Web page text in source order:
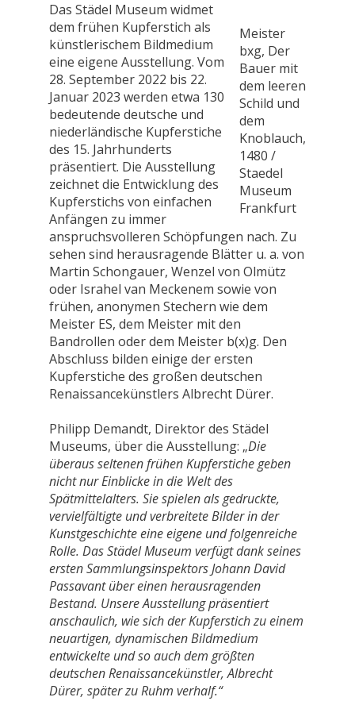
Meister
bxg, Der
Bauer mit
dem leeren
Schild und
dem
Knoblauch,
1480 /
Staedel
Museum
Frankfurt
Das Städel Museum widmet
dem frühen Kupferstich als
künstlerischem Bildmedium
eine eigene Ausstellung. Vom
28. September 2022 bis 22.
Januar 2023 werden etwa 130
bedeutende deutsche und
niederländische Kupferstiche
des 15. Jahrhunderts
präsentiert. Die Ausstellung
zeichnet die Entwicklung des
Kupferstichs von einfachen
Anfängen zu immer
anspruchsvolleren Schöpfungen nach. Zu
sehen sind herausragende Blätter u. a. von
Martin Schongauer, Wenzel von Olmütz
oder Israhel van Meckenem sowie von
frühen, anonymen Stechern wie dem
Meister ES, dem Meister mit den
Bandrollen oder dem Meister b(x)g. Den
Abschluss bilden einige der ersten
Kupferstiche des großen deutschen
Renaissancekünstlers Albrecht Dürer.
Philipp Demandt, Direktor des Städel
Museums, über die Ausstellung: „Die
überaus seltenen frühen Kupferstiche geben
nicht nur Einblicke in die Welt des
Spätmittelalters. Sie spielen als gedruckte,
vervielfältigte und verbreitete Bilder in der
Kunstgeschichte eine eigene und folgenreiche
Rolle. Das Städel Museum verfügt dank seines
ersten Sammlungsinspektors Johann David
Passavant über einen herausragenden
Bestand. Unsere Ausstellung präsentiert
anschaulich, wie sich der Kupferstich zu einem
neuartigen, dynamischen Bildmedium
entwickelte und so auch dem größten
deutschen Renaissancekünstler, Albrecht
Dürer, später zu Ruhm verhalf.“